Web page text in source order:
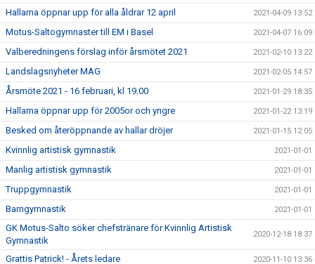
Hallarna öppnar upp för alla åldrar 12 april 2021-04-09 13:52
Motus-Saltogymnaster till EM i Basel 2021-04-07 16:09
Valberedningens förslag inför årsmötet 2021 2021-02-10 13:22
Landslagsnyheter MAG 2021-02-05 14:57
Årsmöte 2021 - 16 februari, kl 19.00 2021-01-29 18:35
Hallarna öppnar upp för 2005or och yngre 2021-01-22 13:19
Besked om återöppnande av hallar dröjer 2021-01-15 12:05
Kvinnlig artistisk gymnastik 2021-01-01
Manlig artistisk gymnastik 2021-01-01
Truppgymnastik 2021-01-01
Barngymnastik 2021-01-01
GK Motus-Salto söker chefstränare för Kvinnlig Artistisk
Gymnastik
2020-12-18 18:37
Grattis Patrick! - Årets ledare 2020-11-10 13:36